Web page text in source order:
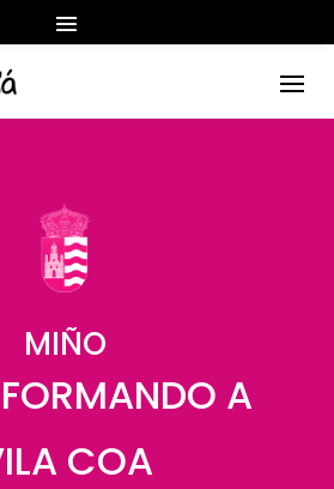
MIÑO
A
COA